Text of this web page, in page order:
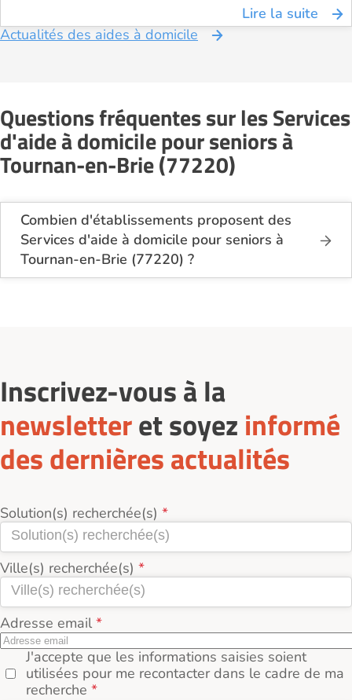
Lire la suite
Actualités des aides à domicile
Questions fréquentes sur les Services
d'aide à domicile pour seniors à
Tournan-en-Brie (77220)
Combien d'établissements proposent des
Services d'aide à domicile pour seniors à
Tournan-en-Brie (77220) ?
Sur le site Logement-seniors.com, on recense
Inscrivez-vous à la
newsletteret soyez informé
des dernières actualités
Solution(s) recherchée(s)
Ville(s) recherchée(s)
Adresse email
J'accepte que les informations saisies soient
utilisées pour me recontacter dans le cadre de ma
recherche